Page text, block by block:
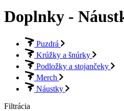
Doplnky -
Puzdrá
Krúžky a šnúrky
Podložky a stojančeky
Merch
Náustky
Filtrácia